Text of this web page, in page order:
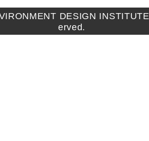
DESIGN
erved.